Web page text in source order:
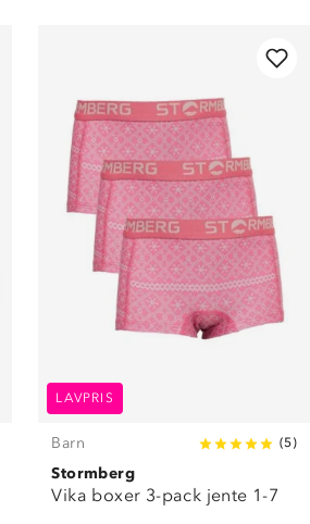
LAVPRIS
Barn (5)
Stormberg
Vika boxer 3-pack jente 1-7